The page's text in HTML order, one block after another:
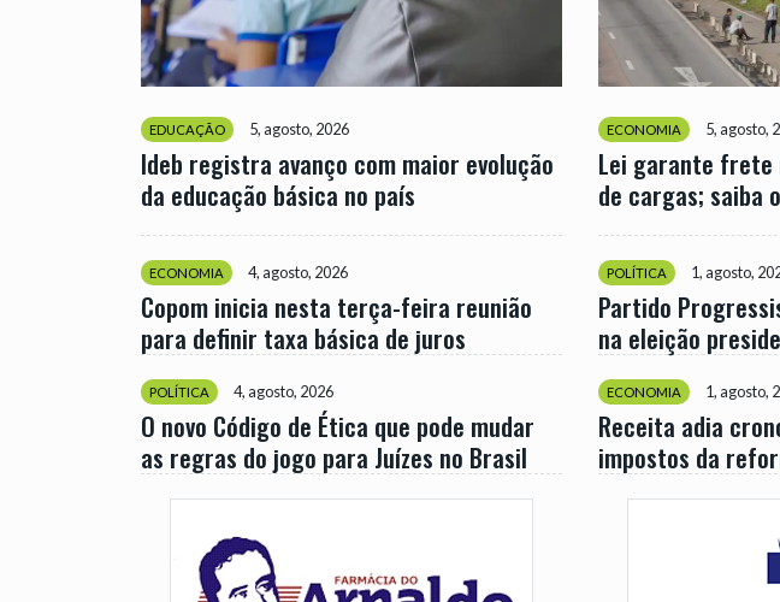
EDUCAÇÃO 5, agosto, 2026
Ideb registra avanço com maior evolução
da educação básica no país
ECONOMIA 4, agosto, 2026
Copom inicia nesta terça-feira reunião
para definir taxa básica de juros
POLÍTICA 4, agosto, 2026
O novo Código de Ética que pode mudar
as regras do jogo para Juízes no Brasil
ECONOMIA 5, agosto,
Lei garante
de cargas; saiba
POLÍTICA 1, agosto,
Partido
na eleição
ECONOMIA 1, agosto,
Receita adia
impostos da